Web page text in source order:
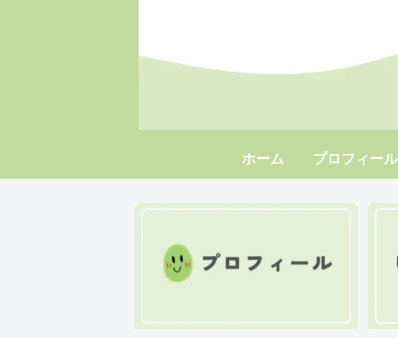
ホーム プロフィール